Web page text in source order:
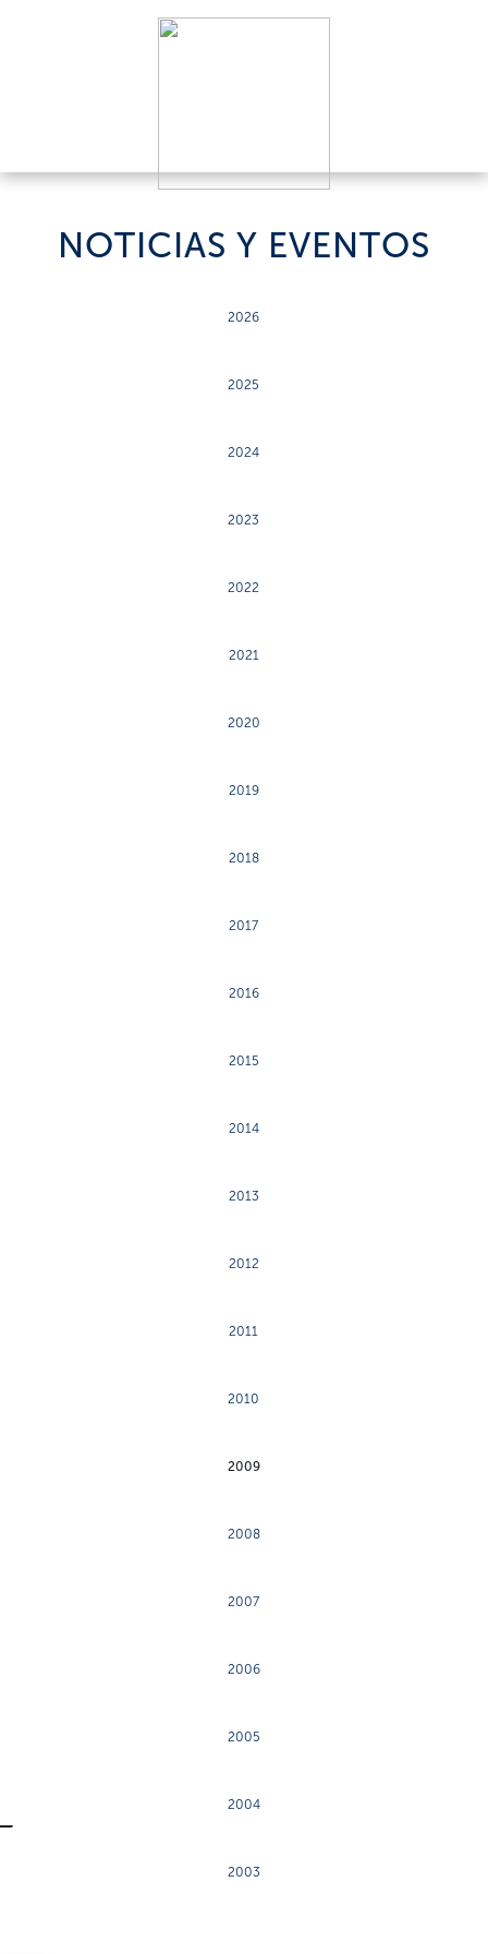
NOTICIAS Y EVENTOS
2026
2025
2024
2023
2022
2021
2020
2019
2018
2017
2016
2015
2014
2013
2012
2011
2010
2009
2008
2007
2006
2005
2004
2003